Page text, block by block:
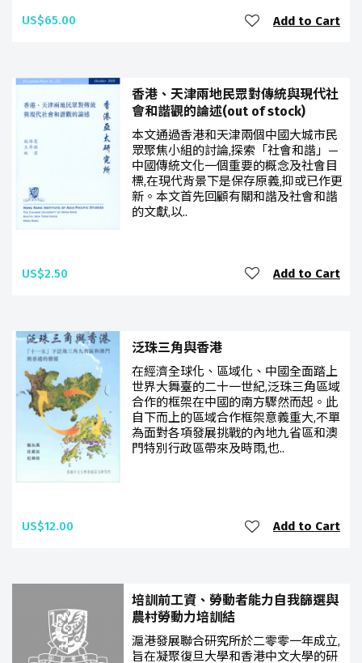
US$65.00 Add to Cart
香港、天津兩地民眾對傳統與現代社
會和諧觀的論述(out of stock)
本文通過香港和天津兩個中國大城市民
眾聚焦小組的討論,探索「社會和諧」—
中國傳統文化一個重要的概念及社會目
標,在現代背景下是保存原義,抑或已作更
新。本文首先回顧有關和諧及社會和諧
的文獻,以..
US$2.50 Add to Cart
泛珠三角與香港
在經濟全球化、區域化、中國全面踏上
世界大舞臺的二十一世紀,泛珠三角區域
合作的框架在中國的南方驟然而起。此
自下而上的區域合作框架意義重大,不單
為面對各項發展挑戰的內地九省區和澳
門特別行政區帶來及時雨,也..
US$12.00 Add to Cart
培訓前工資、勞動者能力自我篩選與
農村勞動力培訓結
滬港發展聯合研究所於二零零一年成立,
旨在凝聚復旦大學和香港中文大學的研